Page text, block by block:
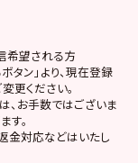
希望される方
ン」より、現在登録
更ください。
、お手数ではございま
す。
金対応などはいたし